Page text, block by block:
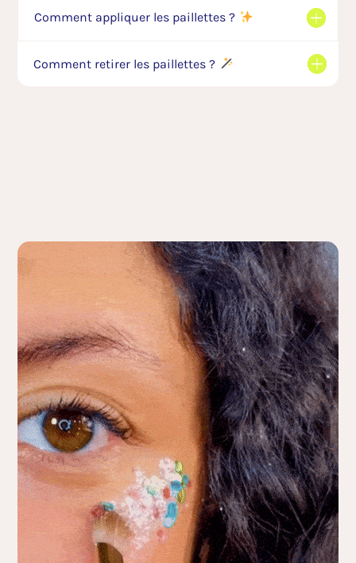
Comment appliquer les paillettes ?
Comment retirer les paillettes ?